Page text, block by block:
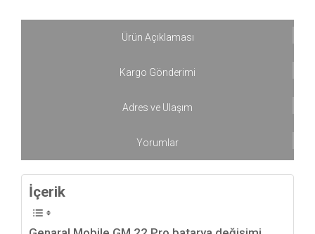
Ürün Açıklaması
Kargo Gönderimi
Adres ve Ulaşım
Yorumlar
İçerik